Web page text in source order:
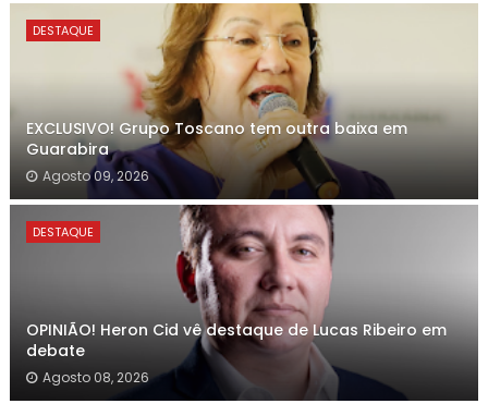
DESTAQUE
EXCLUSIVO! Grupo Toscano tem outra baixa em
Guarabira
Agosto 09, 2026
DESTAQUE
OPINIÃO! Heron Cid vê destaque de Lucas Ribeiro em
debate
Agosto 08, 2026